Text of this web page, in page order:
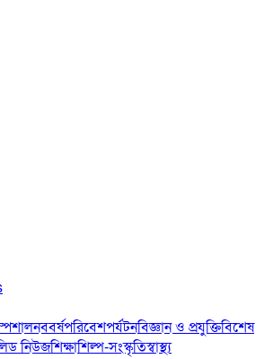
নববর্ষপরিবেশপর্যটনবিজ্ঞান ও প্রযুক্তিবিশেষ
নিউজশিক্ষাশিল্প-সংস্কৃতিস্বাস্থ্য